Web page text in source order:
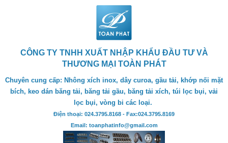
CÔNG TY TNHH XUẤT NHẬP KHẨU ĐẦU TƯ VÀ
THƯƠNG MẠI TOÀN PHÁT
Chuyên cung cấp: Nhông xích inox, dây curoa, gầu tải, khớp nối mặt
bích, keo dán băng tải, băng tải gầu, băng tải xích, túi lọc bụi, vải
lọc bụi, vòng bi các loại.
Điện thoại: 024.3795.8168 - Fax:024.3795.8169
Email: toanphatinfo@gmail.com